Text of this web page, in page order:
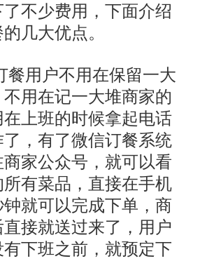
不少费用，下面介绍
几大优点。
餐用户不用在保留一大
用在记一大堆商家的
上班的时候拿起电话
，有了微信订餐系统
家公众号，就可以看
有菜品，直接在手机
就可以完成下单，商
接就送过来了，用户
下班之前，就预定下